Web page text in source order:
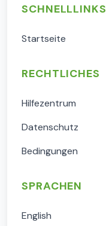
SCHNELLLINKS
Startseite
RECHTLICHES
Hilfezentrum
Datenschutz
Bedingungen
SPRACHEN
English